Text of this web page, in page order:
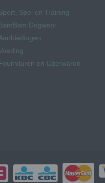
Spel en Training
Dogwear
en IJzerwaren